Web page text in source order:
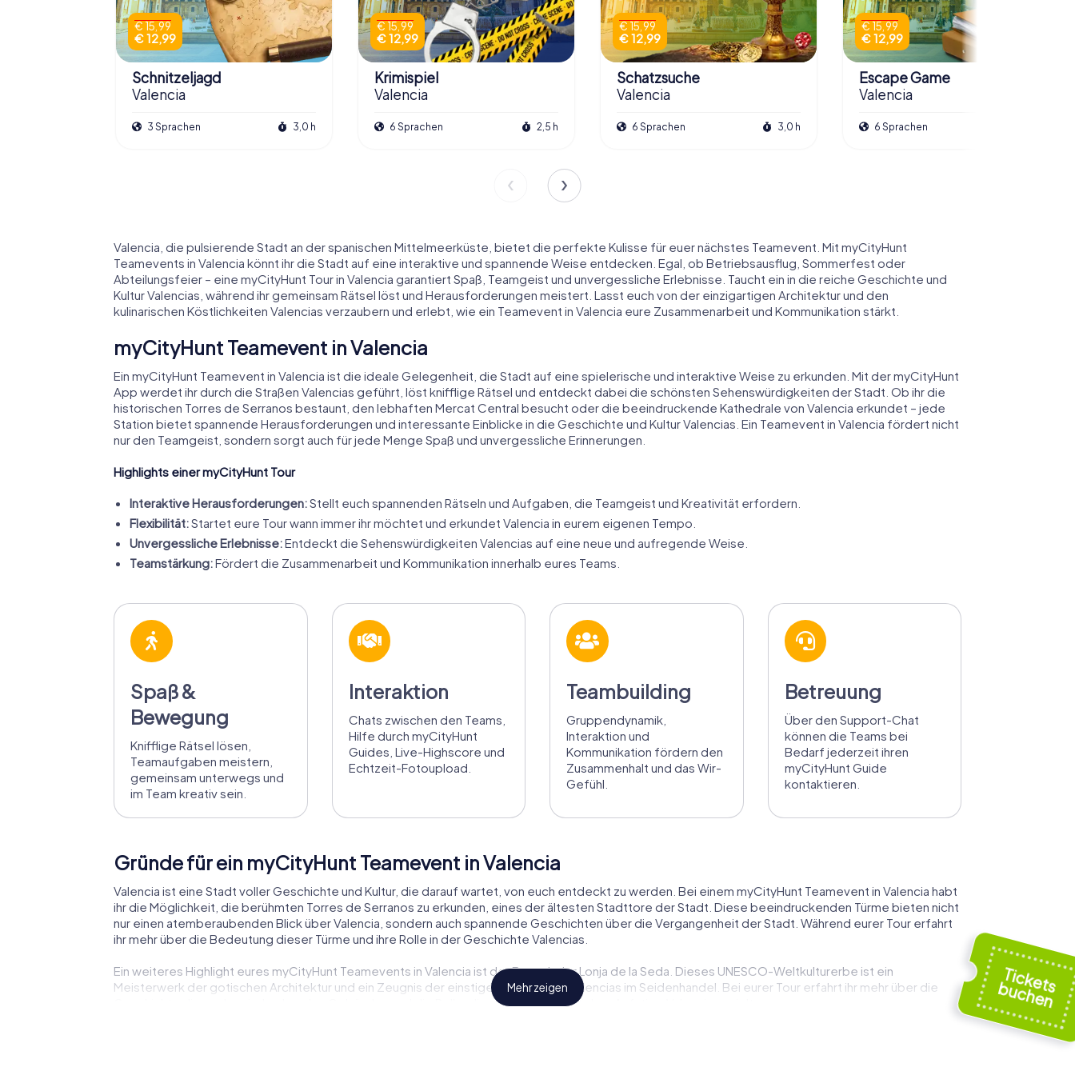
€ 15,99
€ 12,99
Schnitzeljagd
Valencia
3 Sprachen 3,0 h
€ 15,99
€ 12,99
Krimispiel
Valencia
6 Sprachen 2,5 h
€ 15,99
€ 12,99
Schatzsuche
Valencia
6 Sprachen 3,0 h
€ 15,99
€ 12,99
Escape Game
Valencia
6 Sprachen
Valencia, die pulsierende Stadt an der spanischen Mittelmeerküste, bietet die perfekte Kulisse für euer nächstes Teamevent. Mit myCityHunt
Teamevents in Valencia könnt ihr die Stadt auf eine interaktive und spannende Weise entdecken. Egal, ob Betriebsausflug, Sommerfest oder
Abteilungsfeier – eine myCityHunt Tour in Valencia garantiert Spaß, Teamgeist und unvergessliche Erlebnisse. Taucht ein in die reiche Geschichte und
Kultur Valencias, während ihr gemeinsam Rätsel löst und Herausforderungen meistert. Lasst euch von der einzigartigen Architektur und den
kulinarischen Köstlichkeiten Valencias verzaubern und erlebt, wie ein Teamevent in Valencia eure Zusammenarbeit und Kommunikation stärkt.
myCityHunt Teamevent in Valencia
Ein myCityHunt Teamevent in Valencia ist die ideale Gelegenheit, die Stadt auf eine spielerische und interaktive Weise zu erkunden. Mit der myCityHunt
App werdet ihr durch die Straßen Valencias geführt, löst knifflige Rätsel und entdeckt dabei die schönsten Sehenswürdigkeiten der Stadt. Ob ihr die
historischen Torres de Serranos bestaunt, den lebhaften Mercat Central besucht oder die beeindruckende Kathedrale von Valencia erkundet – jede
Station bietet spannende Herausforderungen und interessante Einblicke in die Geschichte und Kultur Valencias. Ein Teamevent in Valencia fördert nicht
nur den Teamgeist, sondern sorgt auch für jede Menge Spaß und unvergessliche Erinnerungen.
Highlights einer myCityHunt Tour
Interaktive Herausforderungen:Stellt euch spannenden Rätseln und Aufgaben, die Teamgeist und Kreativität erfordern.
Flexibilität:Startet eure Tour wann immer ihr möchtet und erkundet Valencia in eurem eigenen Tempo.
Unvergessliche Erlebnisse:Entdeckt die Sehenswürdigkeiten Valencias auf eine neue und aufregende Weise.
Teamstärkung:Fördert die Zusammenarbeit und Kommunikation innerhalb eures Teams.
Spaß &
Bewegung
Knifflige Rätsel lösen,
Teamaufgaben meistern,
gemeinsam unterwegs und
im Team kreativ sein.
Interaktion
Chats zwischen den Teams,
Hilfe durch myCityHunt
Guides, Live-Highscore und
Echtzeit-Fotoupload.
Teambuilding
Gruppendynamik,
Interaktion und
Kommunikation fördern den
Zusammenhalt und das Wir-
Gefühl.
Betreuung
Über den Support-Chat
können die Teams bei
Bedarf jederzeit ihren
myCityHunt Guide
kontaktieren.
Gründe für ein myCityHunt Teamevent in Valencia
Valencia ist eine Stadt voller Geschichte und Kultur, die darauf wartet, von euch entdeckt zu werden. Bei einem myCityHunt Teamevent in Valencia habt
ihr die Möglichkeit, die berühmten Torres de Serranos zu erkunden, eines der ältesten Stadttore der Stadt. Diese beeindruckenden Türme bieten nicht
nur einen atemberaubenden Blick über Valencia, sondern auch spannende Geschichten über die Vergangenheit der Stadt. Während eurer Tour erfahrt
ihr mehr über die Bedeutung dieser Türme und ihre Rolle in der Geschichte Valencias.
Ein weiteres Highlight eures myCityHunt Teamevents in Valencia ist der Besuch der Lonja de la Seda. Dieses UNESCO-Weltkulturerbe ist ein
Meisterwerk der gotischen Architektur und ein Zeugnis der einstigen Bedeutung Valencias im Seidenhandel. Bei eurer Tour erfahrt ihr mehr über die
Geschichte dieses beeindruckenden Gebäudes und die Rolle, die es im wirtschaftlichen Aufstieg Valencias spielte.
Mehr zeigen